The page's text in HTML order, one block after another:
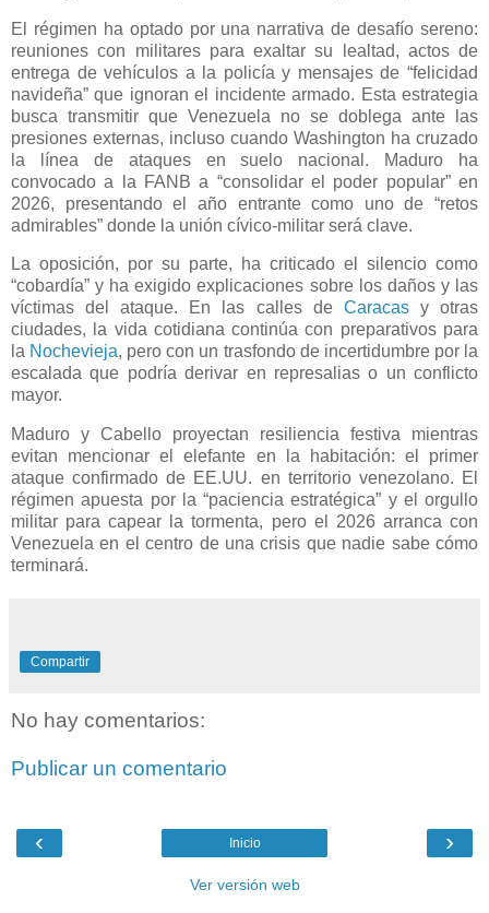
El régimen ha optado por una narrativa de desafío sereno:
reuniones con militares para exaltar su lealtad, actos de
entrega de vehículos a la policía y mensajes de “felicidad
navideña” que ignoran el incidente armado. Esta estrategia
busca transmitir que Venezuela no se doblega ante las
presiones externas, incluso cuando Washington ha cruzado
la línea de ataques en suelo nacional. Maduro ha
convocado a la FANB a “consolidar el poder popular” en
2026, presentando el año entrante como uno de “retos
admirables” donde la unión cívico-militar será clave.
La oposición, por su parte, ha criticado el silencio como
“cobardía” y ha exigido explicaciones sobre los daños y las
víctimas del ataque. En las calles de Caracasy otras
ciudades, la vida cotidiana continúa con preparativos para
la Nochevieja, pero con un trasfondo de incertidumbre por la
escalada que podría derivar en represalias o un conflicto
mayor.
Maduro y Cabello proyectan resiliencia festiva mientras
evitan mencionar el elefante en la habitación: el primer
ataque confirmado de EE.UU. en territorio venezolano. El
régimen apuesta por la “paciencia estratégica” y el orgullo
militar para capear la tormenta, pero el 2026 arranca con
Venezuela en el centro de una crisis que nadie sabe cómo
terminará.
Compartir
No hay comentarios:
Publicar un comentario
‹ ›
Inicio
Ver versión web